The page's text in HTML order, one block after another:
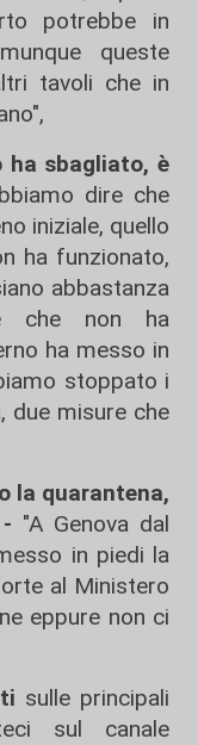
potrebbe in
queste
tavoli che in
ha sbagliato, è
dire che
iniziale, quello
ha funzionato,
abbastanza
che non ha
ha messo in
stoppato i
due misure che
la quarantena,
"A Genova dal
in piedi la
al Ministero
eppure non ci
sulle principali
sul canale